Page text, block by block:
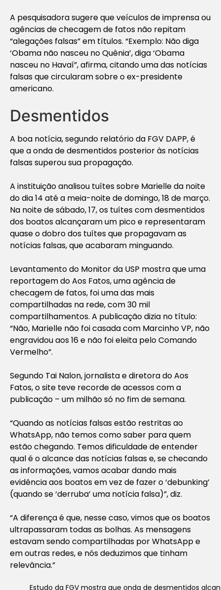
A pesquisadora sugere que veículos de imprensa ou
agências de checagem de fatos não repitam
“alegações falsas” em títulos. “Exemplo: Não diga
‘Obama não nasceu no Quênia’, diga ‘Obama
nasceu no Havaí”, afirma, citando uma das notícias
falsas que circularam sobre o ex-presidente
americano.
Desmentidos
A boa notícia, segundo relatório da FGV DAPP, é
que a onda de desmentidos posterior às notícias
falsas superou sua propagação.
A instituição analisou tuítes sobre Marielle da noite
do dia 14 até a meia-noite de domingo, 18 de março.
Na noite de sábado, 17, os tuítes com desmentidos
dos boatos alcançaram um pico e representaram
quase o dobro dos tuítes que propagavam as
notícias falsas, que acabaram minguando.
Levantamento do Monitor da USP mostra que uma
reportagem do Aos Fatos, uma agência de
checagem de fatos, foi uma das mais
compartilhadas na rede, com 30 mil
compartilhamentos. A publicação dizia no título:
“Não, Marielle não foi casada com Marcinho VP, não
engravidou aos 16 e não foi eleita pelo Comando
Vermelho”.
Segundo Tai Nalon, jornalista e diretora do Aos
Fatos, o site teve recorde de acessos com a
publicação – um milhão só no fim de semana.
“Quando as notícias falsas estão restritas ao
WhatsApp, não temos como saber para quem
estão chegando. Temos dificuldade de entender
qual é o alcance das notícias falsas e, se checando
as informações, vamos acabar dando mais
evidência aos boatos em vez de fazer o ‘debunking’
(quando se ‘derruba’ uma notícia falsa)”, diz.
“A diferença é que, nesse caso, vimos que os boatos
ultrapassaram todas as bolhas. As mensagens
estavam sendo compartilhadas por WhatsApp e
em outras redes, e nós deduzimos que tinham
relevância.”
Estudo da FGV mostra que onda de desmentidos